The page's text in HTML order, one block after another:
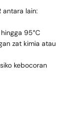
antara lain:
95°C
zat kimia atau
kebocoran